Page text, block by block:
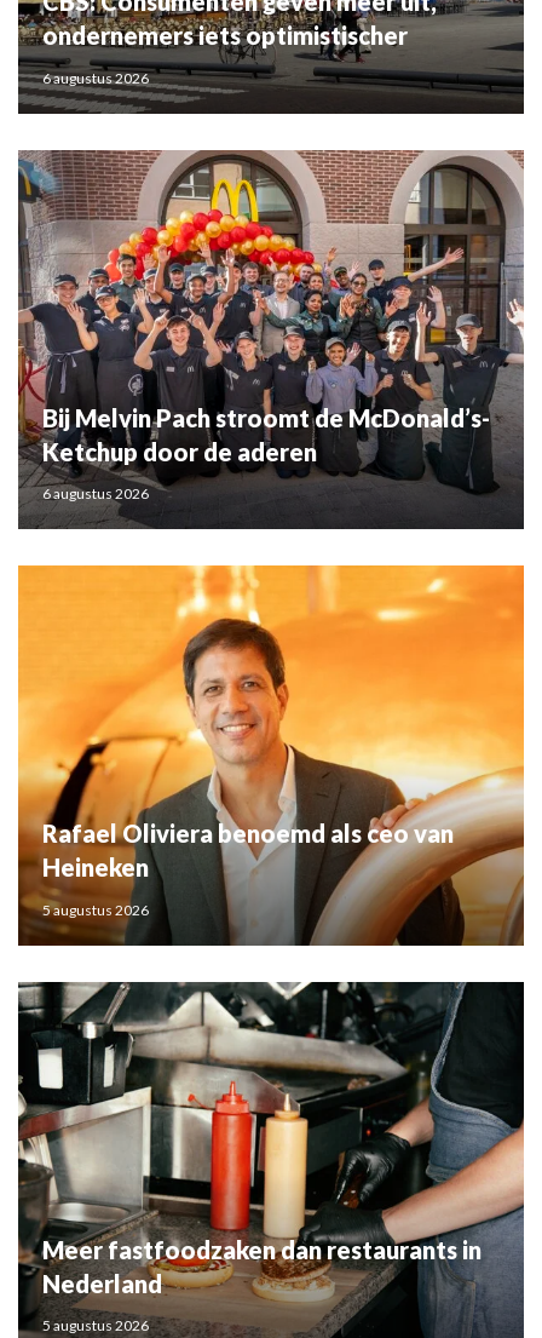
ondernemers iets optimistischer
6 augustus 2026
Bij Melvin Pach stroomt de McDonald’s-
Ketchup door de aderen
6 augustus 2026
Rafael Oliviera benoemd als ceo van
Heineken
5 augustus 2026
Meer fastfoodzaken dan restaurants in
Nederland
5 augustus 2026